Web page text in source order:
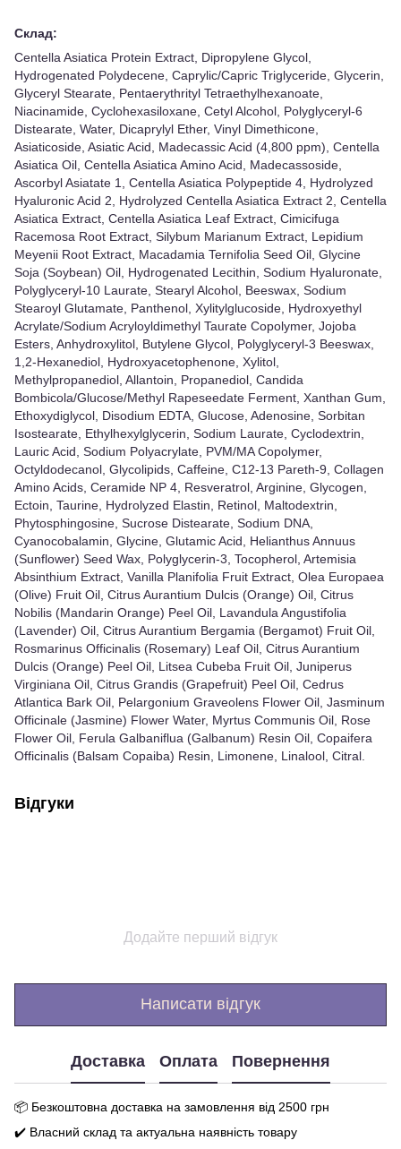
Склад:
Centella Asiatica Protein Extract, Dipropylene Glycol,
Hydrogenated Polydecene, Caprylic/Capric Triglyceride, Glycerin,
Glyceryl Stearate, Pentaerythrityl Tetraethylhexanoate,
Niacinamide, Cyclohexasiloxane, Cetyl Alcohol, Polyglyceryl-6
Distearate, Water, Dicaprylyl Ether, Vinyl Dimethicone,
Asiaticoside, Asiatic Acid, Madecassic Acid (4,800 ppm), Centella
Asiatica Oil, Centella Asiatica Amino Acid, Madecassoside,
Ascorbyl Asiatate 1, Centella Asiatica Polypeptide 4, Hydrolyzed
Hyaluronic Acid 2, Hydrolyzed Centella Asiatica Extract 2, Centella
Asiatica Extract, Centella Asiatica Leaf Extract, Cimicifuga
Racemosa Root Extract, Silybum Marianum Extract, Lepidium
Meyenii Root Extract, Macadamia Ternifolia Seed Oil, Glycine
Soja (Soybean) Oil, Hydrogenated Lecithin, Sodium Hyaluronate,
Polyglyceryl-10 Laurate, Stearyl Alcohol, Beeswax, Sodium
Stearoyl Glutamate, Panthenol, Xylitylglucoside, Hydroxyethyl
Acrylate/Sodium Acryloyldimethyl Taurate Copolymer, Jojoba
Esters, Anhydroxylitol, Butylene Glycol, Polyglyceryl-3 Beeswax,
1,2-Hexanediol, Hydroxyacetophenone, Xylitol,
Methylpropanediol, Allantoin, Propanediol, Candida
Bombicola/Glucose/Methyl Rapeseedate Ferment, Xanthan Gum,
Ethoxydiglycol, Disodium EDTA, Glucose, Adenosine, Sorbitan
Isostearate, Ethylhexylglycerin, Sodium Laurate, Cyclodextrin,
Lauric Acid, Sodium Polyacrylate, PVM/MA Copolymer,
Octyldodecanol, Glycolipids, Caffeine, C12-13 Pareth-9, Collagen
Amino Acids, Ceramide NP 4, Resveratrol, Arginine, Glycogen,
Ectoin, Taurine, Hydrolyzed Elastin, Retinol, Maltodextrin,
Phytosphingosine, Sucrose Distearate, Sodium DNA,
Cyanocobalamin, Glycine, Glutamic Acid, Helianthus Annuus
(Sunflower) Seed Wax, Polyglycerin-3, Tocopherol, Artemisia
Absinthium Extract, Vanilla Planifolia Fruit Extract, Olea Europaea
(Olive) Fruit Oil, Citrus Aurantium Dulcis (Orange) Oil, Citrus
Nobilis (Mandarin Orange) Peel Oil, Lavandula Angustifolia
(Lavender) Oil, Citrus Aurantium Bergamia (Bergamot) Fruit Oil,
Rosmarinus Officinalis (Rosemary) Leaf Oil, Citrus Aurantium
Dulcis (Orange) Peel Oil, Litsea Cubeba Fruit Oil, Juniperus
Virginiana Oil, Citrus Grandis (Grapefruit) Peel Oil, Cedrus
Atlantica Bark Oil, Pelargonium Graveolens Flower Oil, Jasminum
Officinale (Jasmine) Flower Water, Myrtus Communis Oil, Rose
Flower Oil, Ferula Galbaniflua (Galbanum) Resin Oil, Copaifera
Officinalis (Balsam Copaiba) Resin, Limonene, Linalool, Citral.
Відгуки
Додайте перший відгук
Написати відгук
Доставка Оплата Повернення
📦 Безкоштовна доставка на замовлення від 2500 грн
✔️ Власний склад та актуальна наявність товару